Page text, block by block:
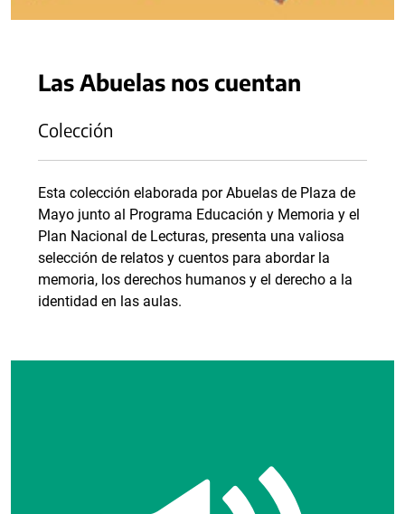
Las Abuelas nos cuentan
Colección
Esta colección elaborada por Abuelas de Plaza de
Mayo junto al Programa Educación y Memoria y el
Plan Nacional de Lecturas, presenta una valiosa
selección de relatos y cuentos para abordar la
memoria, los derechos humanos y el derecho a la
identidad en las aulas.